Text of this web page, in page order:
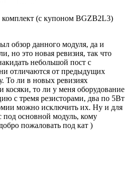
(с купоном BGZB2L3)
обзор данного модуля, да и
но это новая ревизия, так что
небольшой пост с
отличаются от предыдущих
То ли в новых ревизиях
косяки, то ли у меня оборудование
с тремя резисторами, два по 5Вт
можно исключить их. Ну и для
под основной модуль, кому
пожаловать под кат )